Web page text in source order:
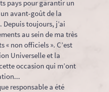
pays pour garantir un
avant-goût de la
toujours, j’ai
au sein de ma très
« non officiels ». C’est
Universelle et la
occasion qui m’ont
responsable a été